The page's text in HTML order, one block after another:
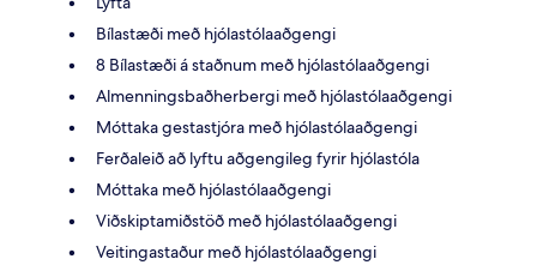
Bílastæði með hjólastólaaðgengi
8 Bílastæði á staðnum með hjólastólaaðgengi
Almenningsbaðherbergi með hjólastólaaðgengi
Móttaka gestastjóra með hjólastólaaðgengi
Ferðaleið að lyftu aðgengileg fyrir hjólastóla
Móttaka með hjólastólaaðgengi
Viðskiptamiðstöð með hjólastólaaðgengi
Veitingastaður með hjólastólaaðgengi